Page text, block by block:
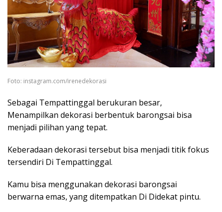
Foto: instagram.com/irenedekorasi
Sebagai Tempattinggal berukuran besar,
Menampilkan dekorasi berbentuk barongsai bisa
menjadi pilihan yang tepat.
Keberadaan dekorasi tersebut bisa menjadi titik fokus
tersendiri Di Tempattinggal.
Kamu bisa menggunakan dekorasi barongsai
berwarna emas, yang ditempatkan Di Didekat pintu.